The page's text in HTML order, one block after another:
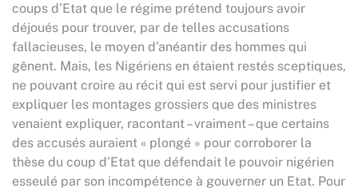
coups d’Etat que le régime prétend toujours avoir
déjoués pour trouver, par de telles accusations
fallacieuses, le moyen d’anéantir des hommes qui
gênent. Mais, les Nigériens en étaient restés sceptiques,
ne pouvant croire au récit qui est servi pour justifier et
expliquer les montages grossiers que des ministres
venaient expliquer, racontant – vraiment – que certains
des accusés auraient « plongé » pour corroborer la
thèse du coup d’Etat que défendait le pouvoir nigérien
esseulé par son incompétence à gouverner un Etat. Pour